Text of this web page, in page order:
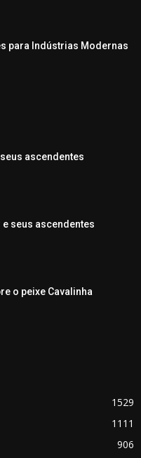
para Indústrias Modernas
ascendentes
e seus ascendentes
o peixe Cavalinha
1529
1111
906